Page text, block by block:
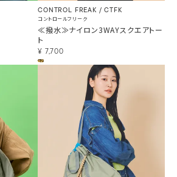
CONTROL FREAK / CTFK
コントロールフリーク
≪撥水≫ナイロン3WAYスクエアトー
ト
¥ 7,700